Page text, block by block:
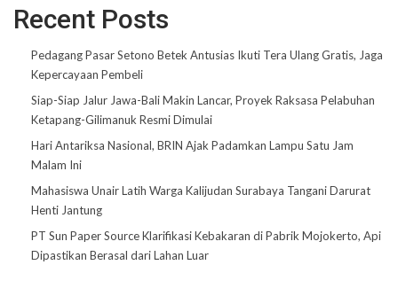
Recent Posts
Pedagang Pasar Setono Betek Antusias Ikuti Tera Ulang Gratis, Jaga
Kepercayaan Pembeli
Siap-Siap Jalur Jawa-Bali Makin Lancar, Proyek Raksasa Pelabuhan
Ketapang-Gilimanuk Resmi Dimulai
Hari Antariksa Nasional, BRIN Ajak Padamkan Lampu Satu Jam
Malam Ini
Mahasiswa Unair Latih Warga Kalijudan Surabaya Tangani Darurat
Henti Jantung
PT Sun Paper Source Klarifikasi Kebakaran di Pabrik Mojokerto, Api
Dipastikan Berasal dari Lahan Luar